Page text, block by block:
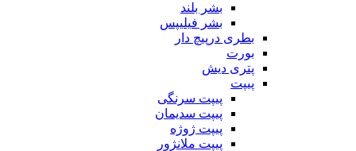
بشر بلند
بشر فیلیپس
بطری درپیچ دار
بورت
پتری دیش
پیپت
پیپت سرنگی
پیپت سدیمان
پیپت ژوژه
پیپت ملانژور